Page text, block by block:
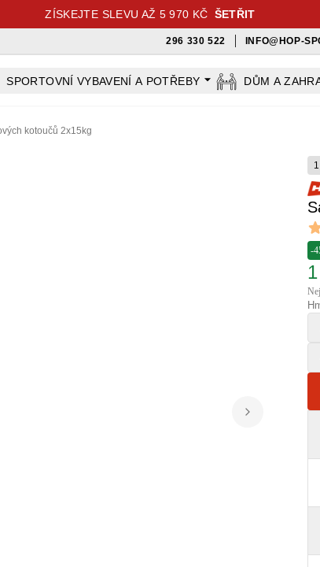
ZÍSKEJTE SLEVU AŽ 5 970 KČ ŠETŘIT
296 330 522 INFO@HOP-
SPORTOVNÍ VYBAVENÍ A POTŘEBY DŮM A
kotoučů 2x15kg
5
-